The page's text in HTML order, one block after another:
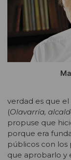
verdad es que
(Olavarría,
propuse que
porque era
públicos con los
que aprobarlo y